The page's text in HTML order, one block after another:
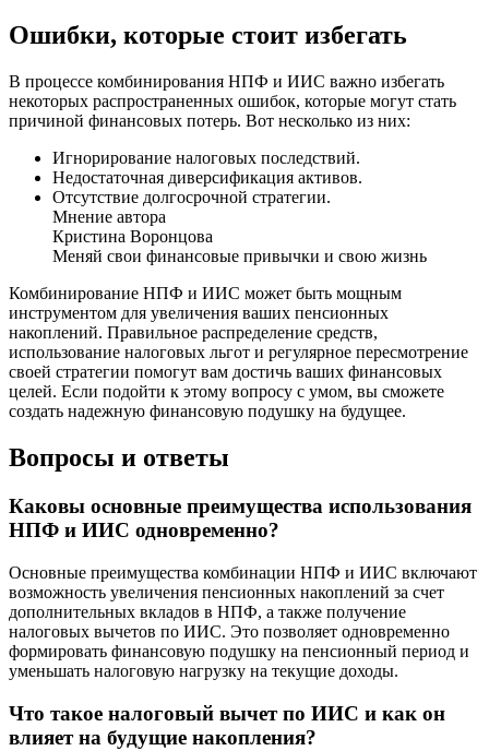
Ошибки, которые стоит избегать
В процессе комбинирования НПФ и ИИС важно избегать
некоторых распространенных ошибок, которые могут стать
причиной финансовых потерь. Вот несколько из них:
Игнорирование налоговых последствий.
Недостаточная диверсификация активов.
Отсутствие долгосрочной стратегии.
Мнение автора
Кристина Воронцова
Меняй свои финансовые привычки и свою жизнь
Комбинирование НПФ и ИИС может быть мощным
инструментом для увеличения ваших пенсионных
накоплений. Правильное распределение средств,
использование налоговых льгот и регулярное пересмотрение
своей стратегии помогут вам достичь ваших финансовых
целей. Если подойти к этому вопросу с умом, вы сможете
создать надежную финансовую подушку на будущее.
Вопросы и ответы
Каковы основные преимущества использования
НПФ и ИИС одновременно?
Основные преимущества комбинации НПФ и ИИС включают
возможность увеличения пенсионных накоплений за счет
дополнительных вкладов в НПФ, а также получение
налоговых вычетов по ИИС. Это позволяет одновременно
формировать финансовую подушку на пенсионный период и
уменьшать налоговую нагрузку на текущие доходы.
Что такое налоговый вычет по ИИС и как он
влияет на будущие накопления?